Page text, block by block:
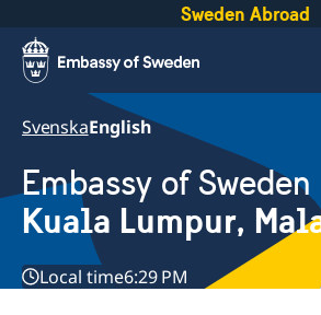
Sweden Abroad
SvenskaEnglish
Embassy of Sweden
Kuala Lumpur,
Local time6:29 PM